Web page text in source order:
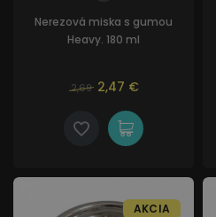
Nerezová miska s gumou
Heavy. 180 ml
2,69 2,47 €
AKCIA